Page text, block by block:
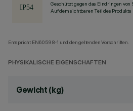
Geschützt gegen das Eindringen
Auf dem sichtbaren Teil des
Entspricht EN60598-1 und den geltenden Vorschriften.
PHYSIKALISCHE EIGENSCHAFTEN
Gewicht (kg)